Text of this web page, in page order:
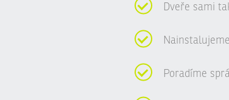
Dveře sami
Poradíme